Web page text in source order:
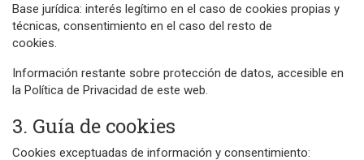
Base jurídica: interés legítimo en el caso de cookies propias y
técnicas, consentimiento en el caso del resto de
cookies.
Información restante sobre protección de datos, accesible en
la Política de Privacidad de este web.
3. Guía de cookies
Cookies exceptuadas de información y consentimiento: